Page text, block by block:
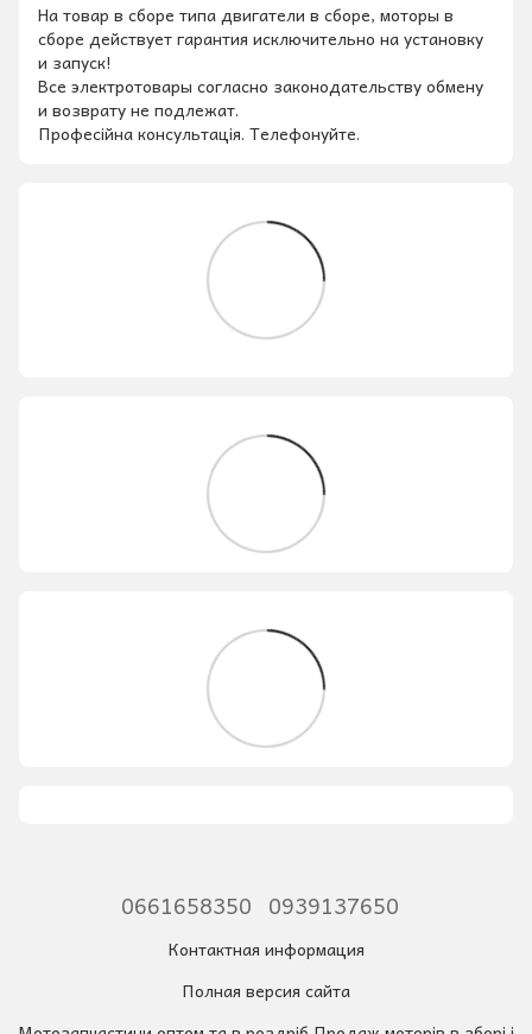
На товар в сборе типа двигатели в сборе, моторы в
сборе действует гарантия исключительно на установку
и запуск!
Все электротовары согласно законодательству обмену
и возврату не подлежат.
Професійна консультація. Телефонуйте.
0661658350 0939137650
Контактная информация
Полная версия сайта